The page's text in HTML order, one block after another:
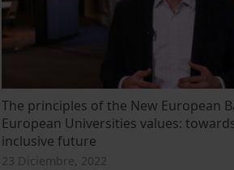
The principles of the New European
European Universities values:
inclusive future
23 Diciembre, 2022